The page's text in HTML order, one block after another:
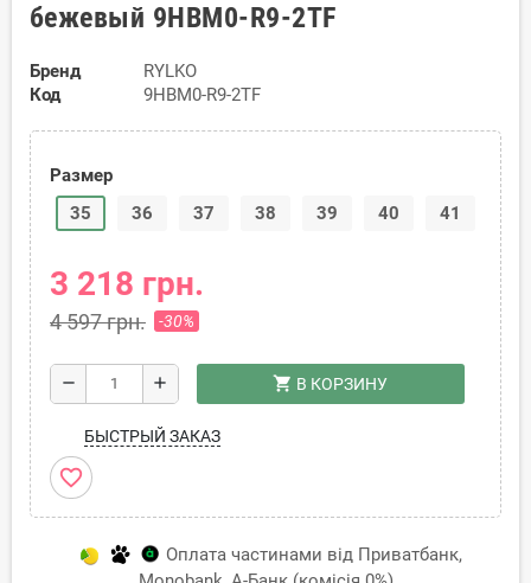
бежевый 9HBM0-R9-2TF
Бренд
RYLKO
Код
9HBM0-R9-2TF
Размер
35
36 37 38 39 40 41
3 218 грн.
4 597 грн. -30%
remove add shopping_cart В КОРЗИНУ
БЫСТРЫЙ ЗАКАЗ
favorite_border
Оплата частинами від Приватбанк,